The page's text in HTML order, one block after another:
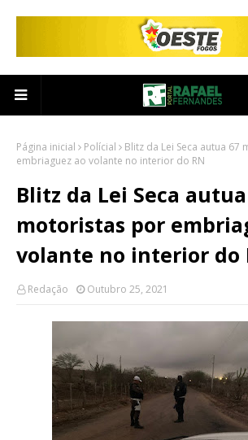
Página inicial Polícial
Blitz da Lei Seca autua
embriaguez ao volante no interior do RN
Blitz da Lei Seca
motoristas por
volante no interior do
Redação Outubro 25, 2021